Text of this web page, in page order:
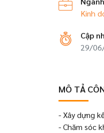
Kinh
Cập
29/
MÔ TẢ
- Xây dựng
- Chăm sóc